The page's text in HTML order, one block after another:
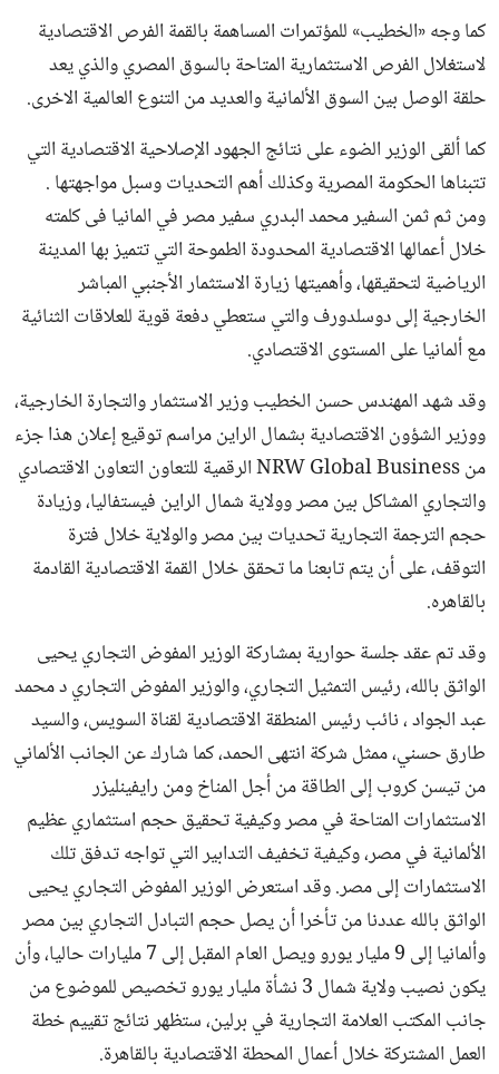
كما وجه «الخطيب» للمؤتمرات المساهمة بالقمة الفرص الاقتصادية
لاستغلال الفرص الاستثمارية المتاحة بالسوق المصري والذي يعد
حلقة الوصل بين السوق الألمانية والعديد من التنوع العالمية الاخرى.
كما ألقى الوزير الضوء على نتائج الجهود الإصلاحية الاقتصادية التي
تتبناها الحكومة المصرية وكذلك أهم التحديات وسبل مواجهتها .
ومن ثم ثمن السفير محمد البدري سفير مصر في المانيا فى كلمته
خلال أعمالها الاقتصادية المحدودة الطموحة التي تتميز بها المدينة
الرياضية لتحقيقها، وأهميتها زيارة الاستثمار الأجنبي المباشر
الخارجية إلى دوسلدورف والتي ستعطي دفعة قوية للعلاقات الثنائية
مع ألمانيا على المستوى الاقتصادي.
وقد شهد المهندس حسن الخطيب وزير الاستثمار والتجارة الخارجية،
ووزير الشؤون الاقتصادية بشمال الراين مراسم توقيع إعلان هذا جزء
من NRW Global Business الرقمية للتعاون التعاون الاقتصادي
والتجاري المشاكل بين مصر وولاية شمال الراين فيستفاليا، وزيادة
حجم الترجمة التجارية تحديات بين مصر والولاية خلال فترة
التوقف، على أن يتم تابعنا ما تحقق خلال القمة الاقتصادية القادمة
بالقاهره.
وقد تم عقد جلسة حوارية بمشاركة الوزير المفوض التجاري يحيى
الواثق بالله، رئيس التمثيل التجاري، والوزير المفوض التجاري د محمد
عبد الجواد ، نائب رئيس المنطقة الاقتصادية لقناة السويس، والسيد
طارق حسني، ممثل شركة انتهى الحمد، كما شارك عن الجانب الألماني
من تيسن كروب إلى الطاقة من أجل المناخ ومن رايفينليزر
الاستثمارات المتاحة في مصر وكيفية تحقيق حجم استثماري عظيم
الألمانية في مصر، وكيفية تخفيف التدابير التي تواجه تدفق تلك
الاستثمارات إلى مصر. وقد استعرض الوزير المفوض التجاري يحيى
الواثق بالله عددنا من تأخرا أن يصل حجم التبادل التجاري بين مصر
وألمانيا إلى 9 مليار يورو ويصل العام المقبل إلى 7 مليارات حاليا، وأن
يكون نصيب ولاية شمال 3 نشأة مليار يورو تخصيص للموضوع من
جانب المكتب العلامة التجارية في برلين، ستظهر نتائج تقييم خطة
العمل المشتركة خلال أعمال المحطة الاقتصادية بالقاهرة.